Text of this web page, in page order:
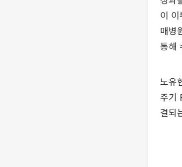
이
매병
통해
노유
주기
결되